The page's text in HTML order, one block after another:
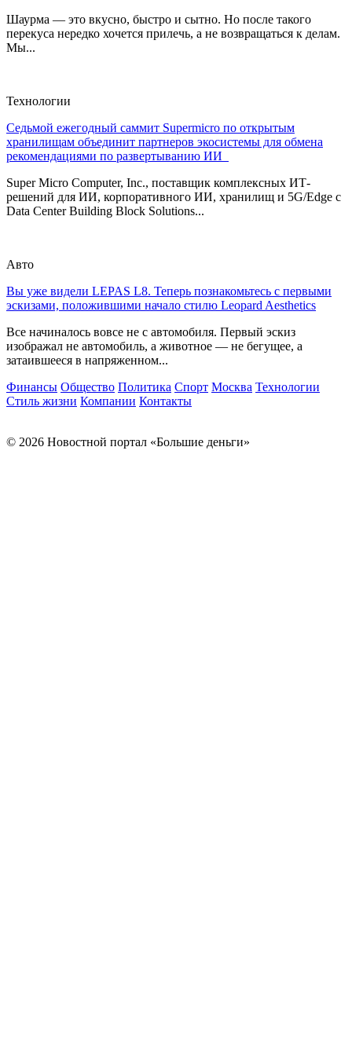
Шаурма — это вкусно, быстро и сытно. Но после такого
перекуса нередко хочется прилечь, а не возвращаться к делам.
Мы...
Технологии
Седьмой ежегодный саммит Supermicro по открытым
хранилищам объединит партнеров экосистемы для обмена
рекомендациями по развертыванию ИИ
Super Micro Computer, Inc., поставщик комплексных ИТ-
решений для ИИ, корпоративного ИИ, хранилищ и 5G/Edge с
Data Center Building Block Solutions...
Авто
Вы уже видели LEPAS L8. Теперь познакомьтесь с первыми
эскизами, положившими начало стилю Leopard Aesthetics
Все начиналось вовсе не с автомобиля. Первый эскиз
изображал не автомобиль, а животное — не бегущее, а
затаившееся в напряженном...
Финансы Общество Политика Спорт Москва Технологии
Стиль жизни Компании Контакты
© 2026 Новостной портал «Большие деньги»